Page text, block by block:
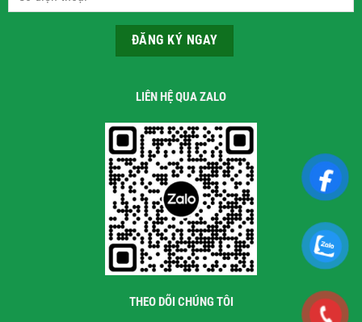
LIÊN HỆ QUA ZALO
THEO DÕI CHÚNG TÔI